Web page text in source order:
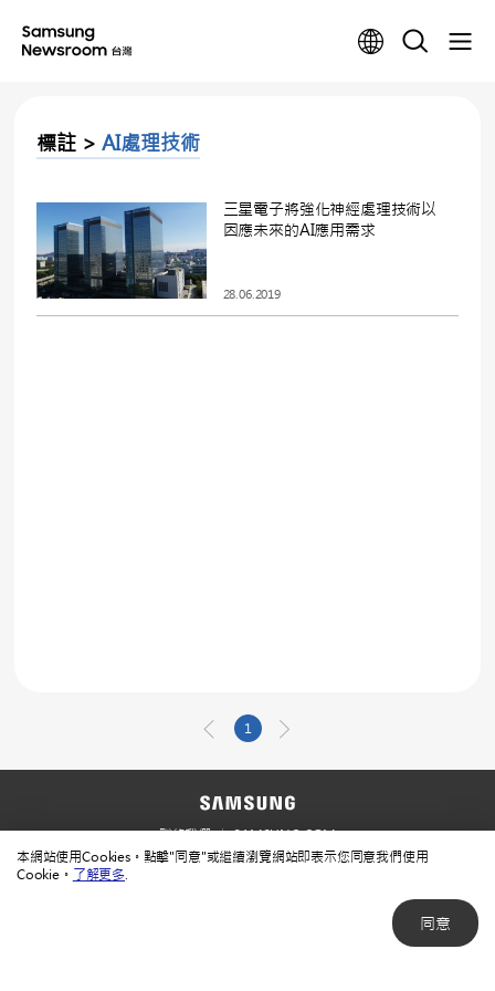
本網站使用Cookies。點擊"同意"或繼續瀏覽網站即表示您同意我們使用
Cookie。 了解更多
同意
標註 > AI處理技術
三星電子將強化神經處理技術以
因應未來的AI應用需求
28.06.2019
1
聯絡我們
SAMSUNG.COM
使用規範
隱私規範